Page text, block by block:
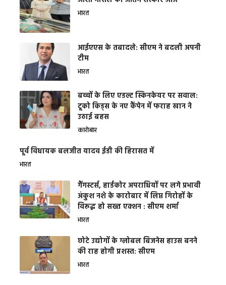
भारत
आईएएस के तबादले: सीएम ने बदली अपनी
टीम
भारत
बच्चों के लिए एडल्ट स्किनकेयर पर सवाल:
टूको किड्स के नए कैंपेन में फराह खान ने
उठाई बहस
कारोबार
पूर्व विधायक बलजीत यादव ईडी की हिरासत में
भारत
गैंगस्टर्स, हार्डकोर अपराधियों पर लगे प्रभावी
अंकुश नशे के कारोबार में लिप्त गिरोहों के
विरूद्ध हो सख्त एक्शन : सीएम शर्मा
भारत
छोटे उद्योगों के ग्लोबल बिजनेस हाउस बनने
की राह होगी प्रशस्त: सीएम
भारत